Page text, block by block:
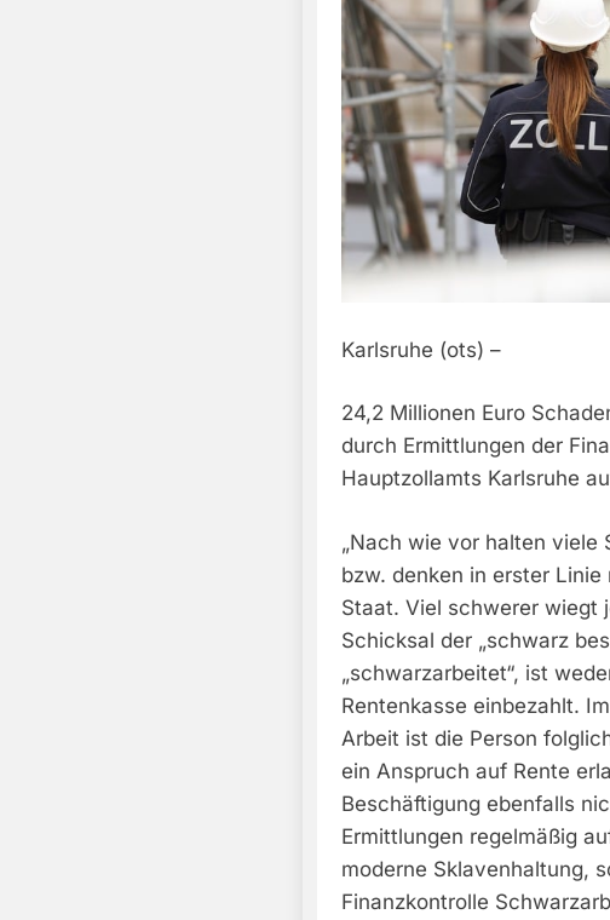
Karlsruhe (ots) –
24,2 Millionen Euro
durch Ermittlungen der
Hauptzollamts Karlsruhe
„Nach wie vor halten viele
bzw. denken in erster
Staat. Viel schwerer wiegt
Schicksal der „schwarz
„schwarzarbeitet“, ist
Rentenkasse einbezahlt.
Arbeit ist die Person
ein Anspruch auf Rente
Beschäftigung ebenfalls
Ermittlungen regelmäßig
moderne Sklavenhaltung,
Finanzkontrolle